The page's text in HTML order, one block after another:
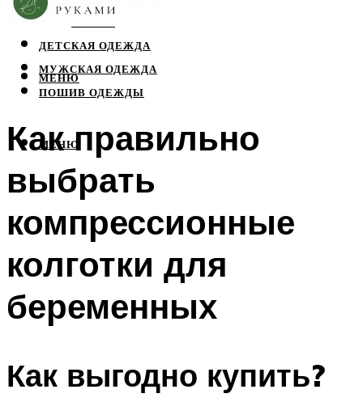
ДЕТСКАЯ ОДЕЖДА
МУЖСКАЯ ОДЕЖДА
ПОШИВ ОДЕЖДЫ
МЕНЮ
МЕНЮ
Как правильно
выбрать
компрессионные
колготки для
беременных
Как выгодно купить?